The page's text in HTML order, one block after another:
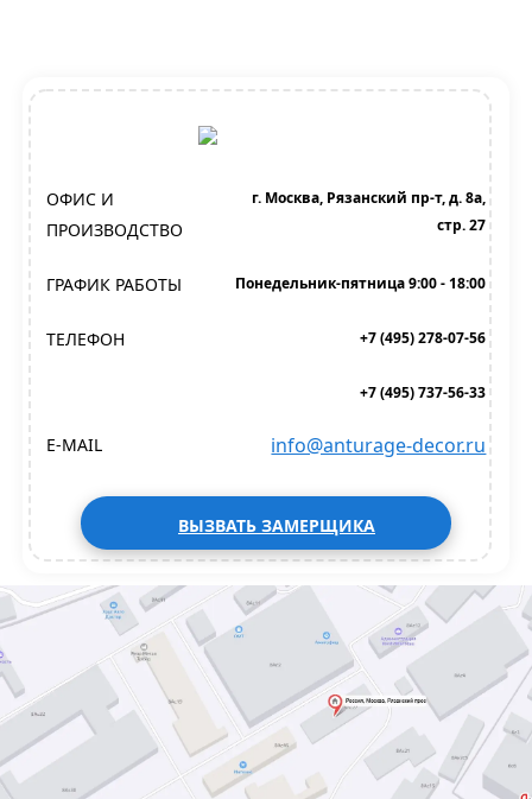
ОФИС И
ПРОИЗВОДСТВО
г. Москва, Рязанский пр-т, д. 8а,
стр. 27
ГРАФИК РАБОТЫ Понедельник-пятница 9:00 - 18:00
ТЕЛЕФОН +7 (495) 278-07-56
+7 (495) 737-56-33
E-MAIL info@anturage-decor.ru
ВЫЗВАТЬ ЗАМЕРЩИКА